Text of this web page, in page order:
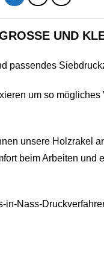
UND
passendes
um so
unsere Holzrakel
beim Arbeiten und
Nass-